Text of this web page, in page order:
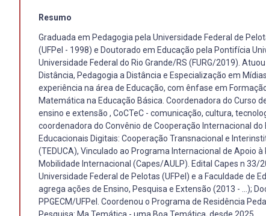
Resumo
Graduada em Pedagogia pela Universidade Federal de
(UFPel - 1998) e Doutorado em Educação pela Pontifícia
Universidade Federal do Rio Grande/RS (FURG/2019).
Distância, Pedagogia a Distância e Especialização em
experiência na área de Educação, com ênfase em
Matemática na Educação Básica. Coordenadora do Curso
ensino e extensão , CoCTeC - comunicação, cultura,
coordenadora do Convênio de Cooperação Internacional
Educacionais Digitais: Cooperação Transnacional e
(TEDUCA), Vinculado ao Programa Internacional de Apoio
Mobilidade Internacional (Capes/AULP). Edital Capes n
Universidade Federal de Pelotas (UFPel) e a Faculdade de
agrega ações de Ensino, Pesquisa e Extensão (2013 - ...);
PPGECM/UFPel. Coordenou o Programa de Residência